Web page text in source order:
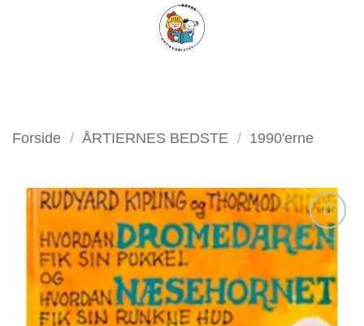
FILTER
Forside / ÅRTIERNES BEDSTE / 1990'erne
Tilføj
som
favorit